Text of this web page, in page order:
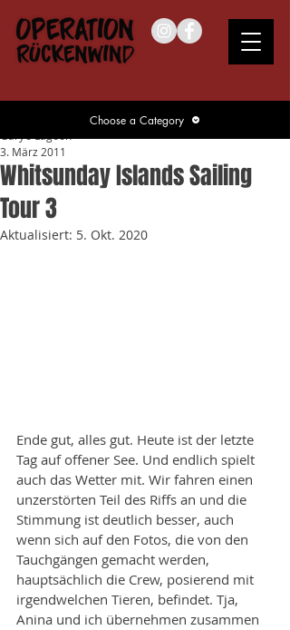
Whitsunday Islands Sailing
Tour 3
3. März 2011
Aktualisiert: 5. Okt. 2020
Ende gut, alles gut. Heute ist der letzte
Tag auf offener See. Und endlich spielt
auch das Wetter mit. Wir fahren einen
unzerstörten Teil des Riffs an und die
Stimmung ist deutlich besser, auch
wenn sich auf den Fotos, die von den
Tauchgängen gemacht werden,
hauptsächlich die Crew, posierend mit
irgendwelchen Tieren, befindet. Tja,
Anina und ich übernehmen zusammen
Choose a Category